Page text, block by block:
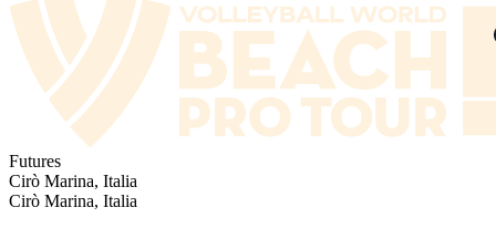
Futures
Cirò Marina, Italia
Cirò Marina, Italia